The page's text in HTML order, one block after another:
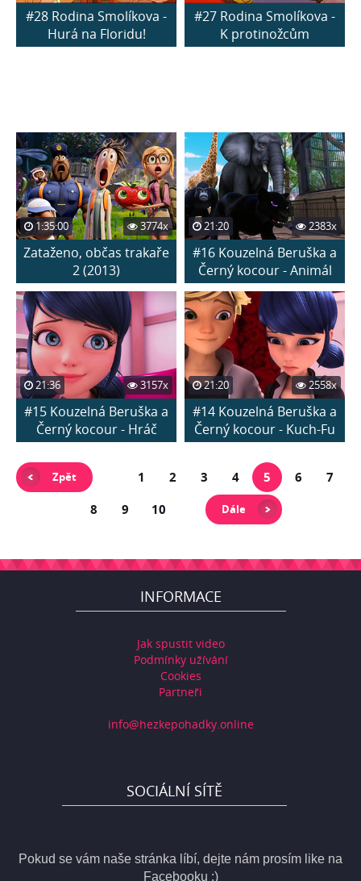
#28 Rodina Smolíkova -
Hurá na Floridu!
#27 Rodina Smolíkova -
K protinožcům
1:35:00 3774x
Zataženo, občas trakaře
2 (2013)
21:20 2383x
#16 Kouzelná Beruška a
Černý kocour - Animál
21:36 3157x
#15 Kouzelná Beruška a
Černý kocour - Hráč
21:20 2558x
#14 Kouzelná Beruška a
Černý kocour - Kuch-Fu
Zpět 1 2 3 4 5 6
7
8
9 10 Dále
INFORMACE
Jak spustit video
Podmínky užívání
Cookies
Partneři
info@hezkepohadky.online
SOCIÁLNÍ SÍTĚ
Pokud se vám naše stránka líbí, dejte nám prosím like na
Facebooku :)